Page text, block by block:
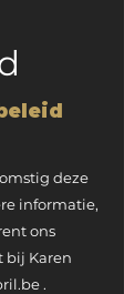
deze
informatie,
ons
bij Karen
.